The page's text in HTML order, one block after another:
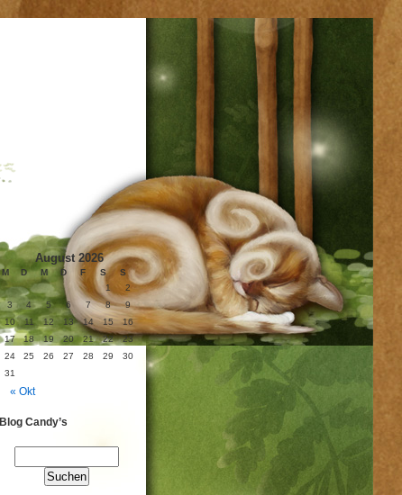
August 2026
M D M D F S S
« Okt
1
2
3
4 5 6 7 8
9
10
11 12 13 14 15
16
17
18 19 20 21 22
23
24
25 26 27 28 29
30
31
Blog Candy’s